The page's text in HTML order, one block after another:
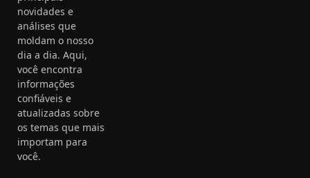
novidades e
análises que
moldam o nosso
dia a dia. Aqui,
você encontra
informações
confiáveis e
atualizadas sobre
os temas que mais
importam para
você.